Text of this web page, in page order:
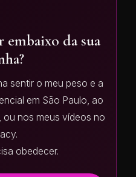
da sua
sentir o meu peso e a
em São Paulo, ao
nos meus vídeos no
obedecer.